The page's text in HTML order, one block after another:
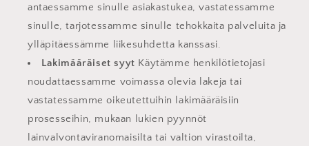
antaessamme sinulle asiakastukea, vastatessamme
sinulle, tarjotessamme sinulle tehokkaita palveluita ja
ylläpitäessämme liikesuhdetta kanssasi.
Lakimääräiset syyt Käytämme henkilötietojasi
noudattaessamme voimassa olevia lakeja tai
vastatessamme oikeutettuihin lakimääräisiin
prosesseihin, mukaan lukien pyynnöt
lainvalvontaviranomaisilta tai valtion virastoilta,